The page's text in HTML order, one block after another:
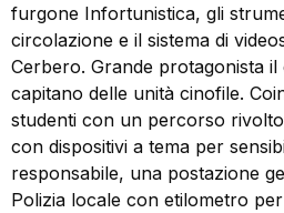
furgone Infortunistica, gli
circolazione e il sistema di
Cerbero. Grande protagonista il
capitano delle unità cinofile.
studenti con un percorso
con dispositivi a tema per
responsabile, una postazione
Polizia locale con etilometro